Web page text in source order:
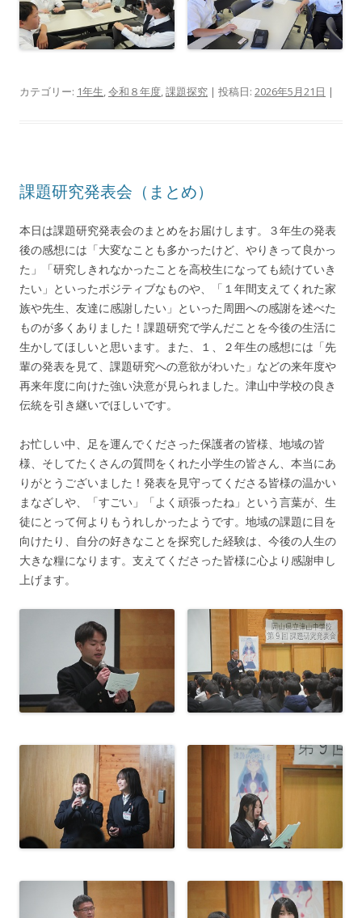
カテゴリー: 1年生,令和８年度,課題探究 | 投稿日: 2026年5月21日 |
課題研究発表会（まとめ）
本日は課題研究発表会のまとめをお届けします。３年生の発表
後の感想には「大変なことも多かったけど、やりきって良かっ
た」「研究しきれなかったことを高校生になっても続けていき
たい」といったポジティブなものや、「１年間支えてくれた家
族や先生、友達に感謝したい」といった周囲への感謝を述べた
ものが多くありました！課題研究で学んだことを今後の生活に
生かしてほしいと思います。また、１、２年生の感想には「先
輩の発表を見て、課題研究への意欲がわいた」などの来年度や
再来年度に向けた強い決意が見られました。津山中学校の良き
伝統を引き継いでほしいです。
お忙しい中、足を運んでくださった保護者の皆様、地域の皆
様、そしてたくさんの質問をくれた小学生の皆さん、本当にあ
りがとうございました！発表を見守ってくださる皆様の温かい
まなざしや、「すごい」「よく頑張ったね」という言葉が、生
徒にとって何よりもうれしかったようです。地域の課題に目を
向けたり、自分の好きなことを探究した経験は、今後の人生の
大きな糧になります。支えてくださった皆様に心より感謝申し
上げます。